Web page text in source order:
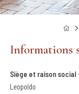
Informations
Siège et raison social
Leopoldo